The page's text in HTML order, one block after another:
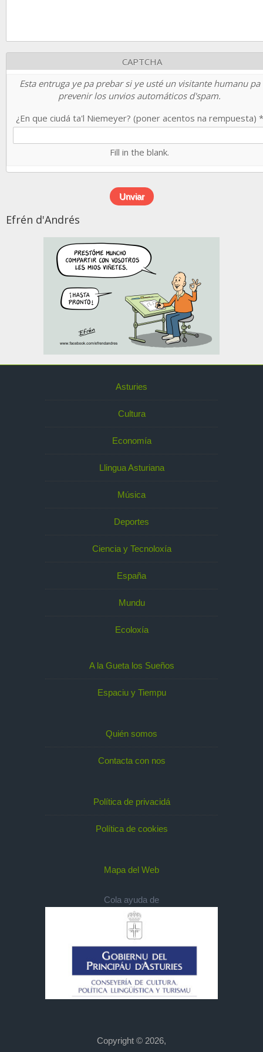
CAPTCHA
Esta entruga ye pa prebar si ye usté un visitante humanu pa
prevenir los unvios automáticos d'spam.
¿En que ciudá ta'l Niemeyer? (poner acentos na rempuesta) *
Fill in the blank.
Efrén d'Andrés
Asturies
Cultura
Economía
Llingua Asturiana
Música
Deportes
Ciencia y Tecnoloxía
España
Mundu
Ecoloxía
A la Gueta los Sueños
Espaciu y Tiempu
Quién somos
Contacta con nos
Política de privacidá
Política de cookies
Mapa del Web
Cola ayuda de
Copyright © 2026,